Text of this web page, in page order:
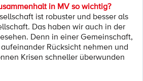
in MV so wichtig?
ist robuster und besser als
Das haben wir auch in der
Denn in einer Gemeinschaft,
Rücksicht nehmen und
Krisen schneller überwunden